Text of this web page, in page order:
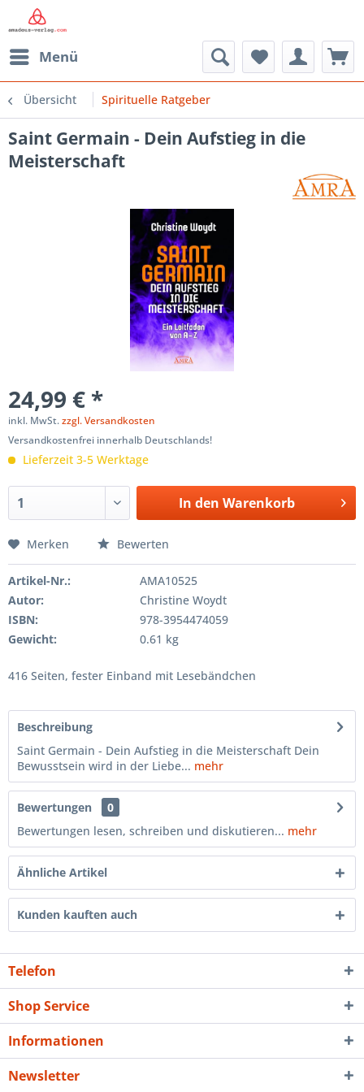
Menü
Übersicht Spirituelle Ratgeber
Saint Germain - Dein Aufstieg in die
Meisterschaft
24,99 € *
inkl. MwSt.zzgl. Versandkosten
Versandkostenfrei innerhalb Deutschlands!
Lieferzeit 3-5 Werktage
In den Warenkorb
Merken Bewerten
Artikel-Nr.:
AMA10525
Autor:
Christine Woydt
ISBN:
978-3954474059
Gewicht:
0.61 kg
416 Seiten, fester Einband mit Lesebändchen
Beschreibung
Saint Germain - Dein Aufstieg in die Meisterschaft Dein
Bewusstsein wird in der Liebe... mehr
Bewertungen
0
Bewertungen lesen, schreiben und diskutieren... mehr
Ähnliche Artikel
Kunden kauften auch
Telefon
Shop Service
Informationen
Newsletter